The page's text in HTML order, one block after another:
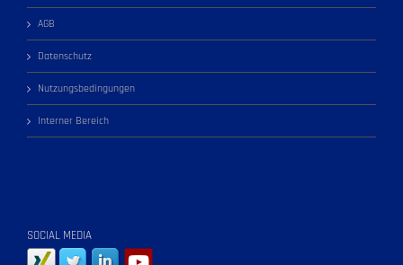
AGB
Datenschutz
Nutzungsbedingungen
Interner Bereich
SOCIAL MEDIA